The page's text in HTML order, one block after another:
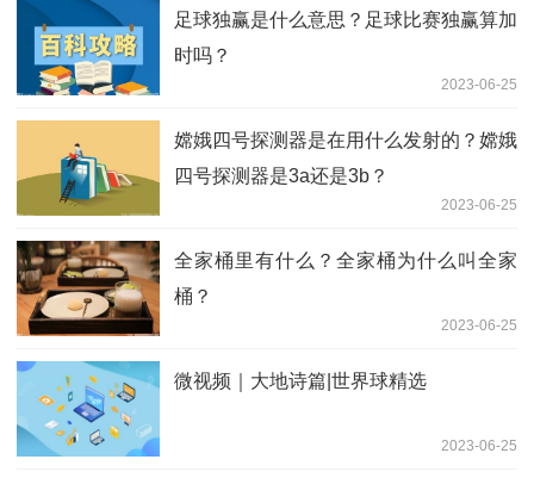
足球独赢是什么意思？足球比赛独赢算加
时吗？
2023-06-25
嫦娥四号探测器是在用什么发射的？嫦娥
四号探测器是3a还是3b？
2023-06-25
全家桶里有什么？全家桶为什么叫全家
桶？
2023-06-25
微视频｜大地诗篇|世界球精选
2023-06-25